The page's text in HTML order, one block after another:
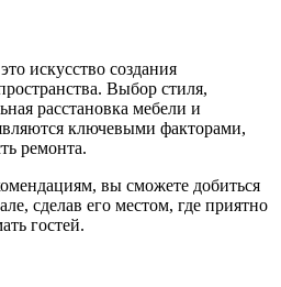
искусство создания
Выбор стиля,
расстановка мебели и
ключевыми факторами,
ремонта.
вы сможете добиться
сделав его местом, где приятно
гостей.